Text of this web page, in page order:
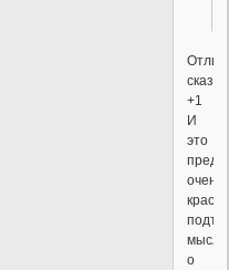
+1
И
это
очень
мысль
о